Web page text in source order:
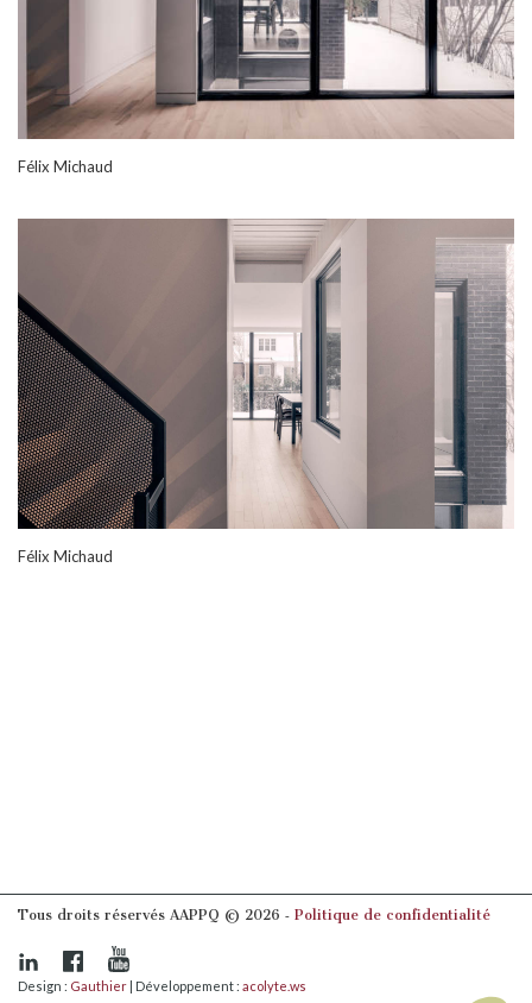
Félix Michaud
Félix Michaud
Tous droits réservés AAPPQ © 2026 ‐ Politique de confidentialité
Design : Gauthier | Développement : acolyte.ws